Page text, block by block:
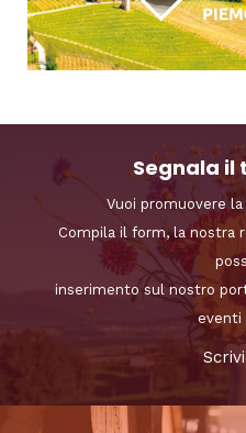
Segnala il
Vuoi promuovere
Compila il form, la nostra
inserimento sul nostro
eventi